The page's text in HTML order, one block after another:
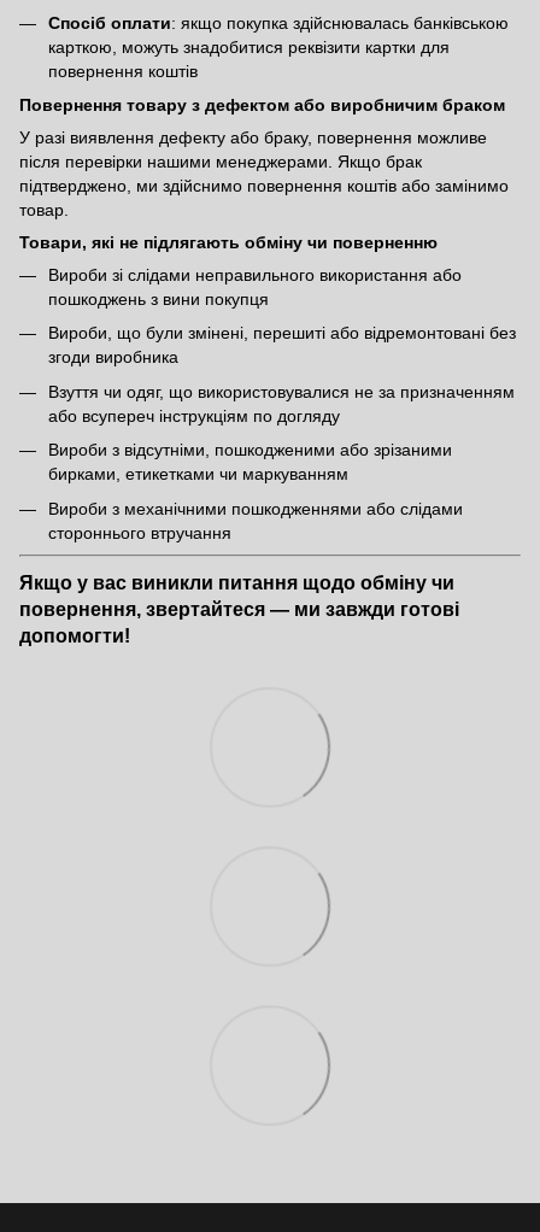
Спосіб оплати: якщо покупка здійснювалась банківською
карткою, можуть знадобитися реквізити картки для
повернення коштів
Повернення товару з дефектом або виробничим браком
У разі виявлення дефекту або браку, повернення можливе
після перевірки нашими менеджерами. Якщо брак
підтверджено, ми здійснимо повернення коштів або замінимо
товар.
Товари, які не підлягають обміну чи поверненню
Вироби зі слідами неправильного використання або
пошкоджень з вини покупця
Вироби, що були змінені, перешиті або відремонтовані без
згоди виробника
Взуття чи одяг, що використовувалися не за призначенням
або всупереч інструкціям по догляду
Вироби з відсутніми, пошкодженими або зрізаними
бирками, етикетками чи маркуванням
Вироби з механічними пошкодженнями або слідами
стороннього втручання
Якщо у вас виникли питання щодо обміну чи
повернення, звертайтеся — ми завжди готові
допомогти!